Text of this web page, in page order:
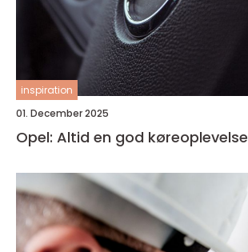
inspiration
01. December 2025
Opel: Altid en god køreoplevelse